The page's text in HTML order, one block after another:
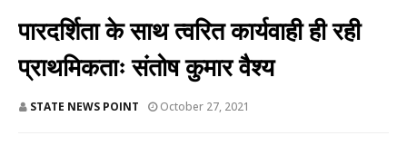
पारदर्शिता के साथ त्वरित कार्यवाही ही रही
प्राथमिकताः संतोष कुमार वैश्य
STATE NEWS POINT October 27, 2021